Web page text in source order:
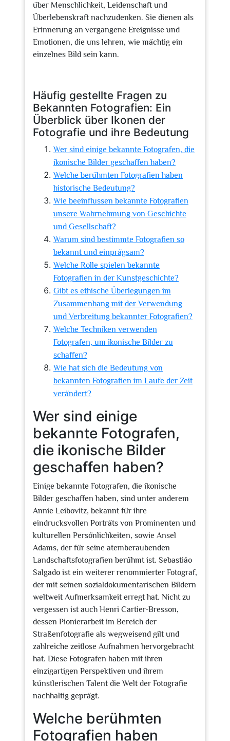
über Menschlichkeit, Leidenschaft und
Überlebenskraft nachzudenken. Sie dienen als
Erinnerung an vergangene Ereignisse und
Emotionen, die uns lehren, wie mächtig ein
einzelnes Bild sein kann.
Häufig gestellte Fragen zu
Bekannten Fotografien: Ein
Überblick über Ikonen der
Fotografie und ihre Bedeutung
Wer sind einige bekannte Fotografen, die
ikonische Bilder geschaffen haben?
Welche berühmten Fotografien haben
historische Bedeutung?
Wie beeinflussen bekannte Fotografien
unsere Wahrnehmung von Geschichte
und Gesellschaft?
Warum sind bestimmte Fotografien so
bekannt und einprägsam?
Welche Rolle spielen bekannte
Fotografien in der Kunstgeschichte?
Gibt es ethische Überlegungen im
Zusammenhang mit der Verwendung
und Verbreitung bekannter Fotografien?
Welche Techniken verwenden
Fotografen, um ikonische Bilder zu
schaffen?
Wie hat sich die Bedeutung von
bekannten Fotografien im Laufe der Zeit
verändert?
Wer sind einige
bekannte Fotografen,
die ikonische Bilder
geschaffen haben?
Einige bekannte Fotografen, die ikonische
Bilder geschaffen haben, sind unter anderem
Annie Leibovitz, bekannt für ihre
eindrucksvollen Porträts von Prominenten und
kulturellen Persönlichkeiten, sowie Ansel
Adams, der für seine atemberaubenden
Landschaftsfotografien berühmt ist. Sebastião
Salgado ist ein weiterer renommierter Fotograf,
der mit seinen sozialdokumentarischen Bildern
weltweit Aufmerksamkeit erregt hat. Nicht zu
vergessen ist auch Henri Cartier-Bresson,
dessen Pionierarbeit im Bereich der
Straßenfotografie als wegweisend gilt und
zahlreiche zeitlose Aufnahmen hervorgebracht
hat. Diese Fotografen haben mit ihren
einzigartigen Perspektiven und ihrem
künstlerischen Talent die Welt der Fotografie
nachhaltig geprägt.
Welche berühmten
Fotografien haben